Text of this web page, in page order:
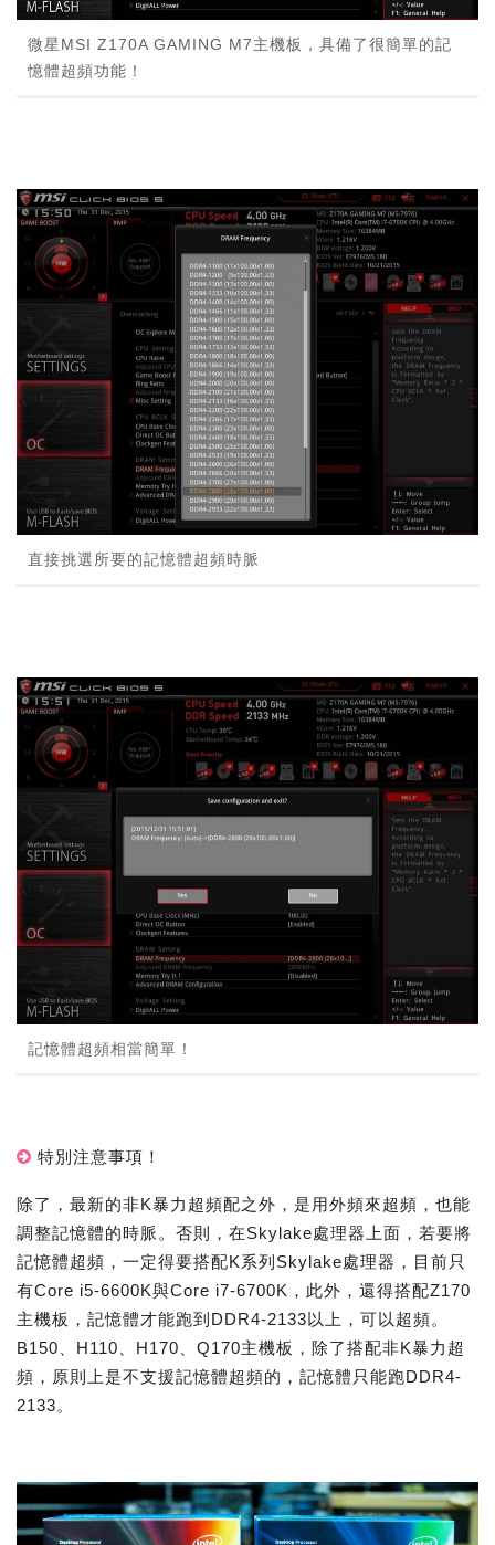
微星MSI Z170A GAMING M7主機板，具備了很簡單的記
憶體超頻功能！
直接挑選所要的記憶體超頻時脈
記憶體超頻相當簡單！
特別注意事項！
除了，最新的非K暴力超頻配之外，是用外頻來超頻，也能
調整記憶體的時脈。否則，在Skylake處理器上面，若要將
記憶體超頻，一定得要搭配K系列Skylake處理器，目前只
有Core i5-6600K與Core i7-6700K，此外，還得搭配Z170
主機板，記憶體才能跑到DDR4-2133以上，可以超頻。
B150、H110、H170、Q170主機板，除了搭配非K暴力超
頻，原則上是不支援記憶體超頻的，記憶體只能跑DDR4-
2133。